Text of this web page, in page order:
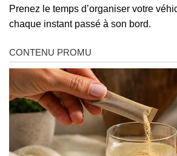
Prenez le temps d’organiser votre
chaque instant passé à son bord.